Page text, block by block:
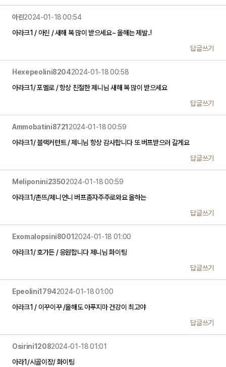
아린2024-01-18 00:54
아라크1 / 아린 / 새해 복 많이 받으세요~ 올해는 제발..!
답글쓰기
Hexepeolini82042024-01-18 00:58
아라크1/ 포멜로 / 항상 친절한 제니님 새해 복 많이 받으세요
답글쓰기
Ammobatini8721 2024-01-18 00:59
아라크1/ 블랙커런트 / 제니님 항상 감사합니다 또 버프받으러 갈게요
답글쓰기
Meliponini23502024-01-18 00:59
아라크1/촌뜨/제니언니 버프좀자주주로와요 올하는
답글쓰기
Exomalopsini8001 2024-01-18 01:00
아라크1/ 호가든 / 응원합니다 제니님 화이팅
답글쓰기
Epeolini17942024-01-18 01:00
아라크1 / 이꾸이꾸 /올해도 아푸지마 건강이 최고야
답글쓰기
Osirini12082024-01-18 01:01
아라1/시골이장/ 화이팅